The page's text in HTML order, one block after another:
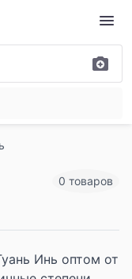
0 товаров
Инь оптом от